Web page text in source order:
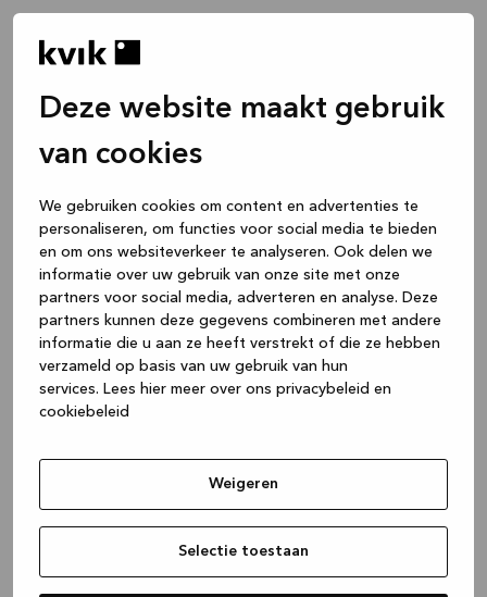
Deze website maakt gebruik
van cookies
We gebruiken cookies om content en advertenties te
personaliseren, om functies voor social media te bieden
en om ons websiteverkeer te analyseren. Ook delen we
informatie over uw gebruik van onze site met onze
partners voor social media, adverteren en analyse. Deze
partners kunnen deze gegevens combineren met andere
informatie die u aan ze heeft verstrekt of die ze hebben
verzameld op basis van uw gebruik van hun
services. Lees hier meer over ons privacybeleid en
cookiebeleid
Weigeren
Selectie toestaan
(see the browser console for more
information).